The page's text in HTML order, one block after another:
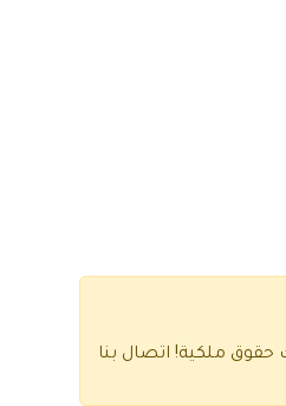
حقوق ملكية! اتصال بنا